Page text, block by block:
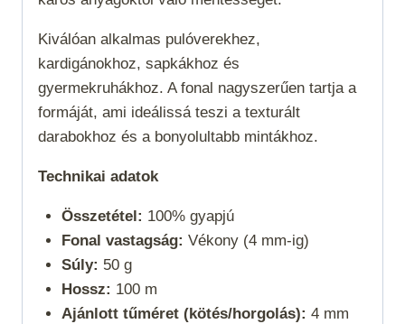
Kiválóan alkalmas pulóverekhez,
kardigánokhoz, sapkákhoz és
gyermekruhákhoz. A fonal nagyszerűen tartja a
formáját, ami ideálissá teszi a texturált
darabokhoz és a bonyolultabb mintákhoz.
Technikai adatok
Összetétel: 100% gyapjú
Fonal vastagság: Vékony (4 mm-ig)
Súly: 50 g
Hossz: 100 m
Ajánlott tűméret (kötés/horgolás): 4 mm